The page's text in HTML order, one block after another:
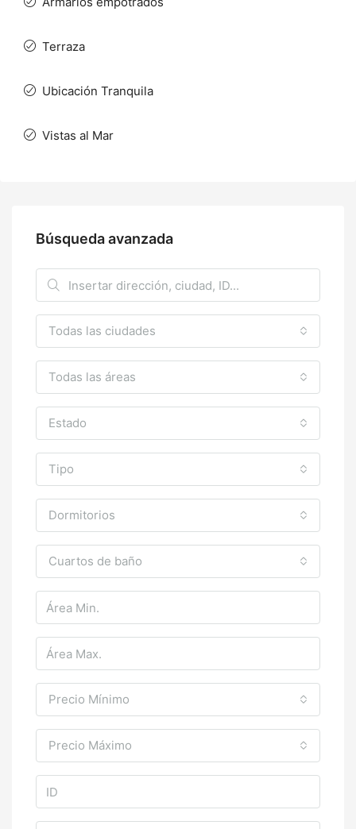
Terraza
Ubicación Tranquila
Vistas al Mar
Búsqueda avanzada
Todas las ciudades
Todas las áreas
Estado
Tipo
Dormitorios
Cuartos de baño
Precio Mínimo
Precio Máximo